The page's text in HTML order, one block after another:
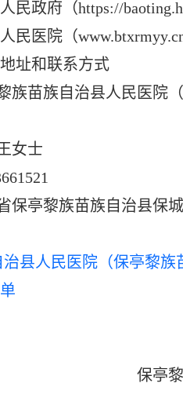
政府（https://
医院（www.btxrmyy.cn
址和联系方式
苗族自治县人民医院
女士
亭黎族苗族自治县保城
县人民医院（保亭黎
族自治